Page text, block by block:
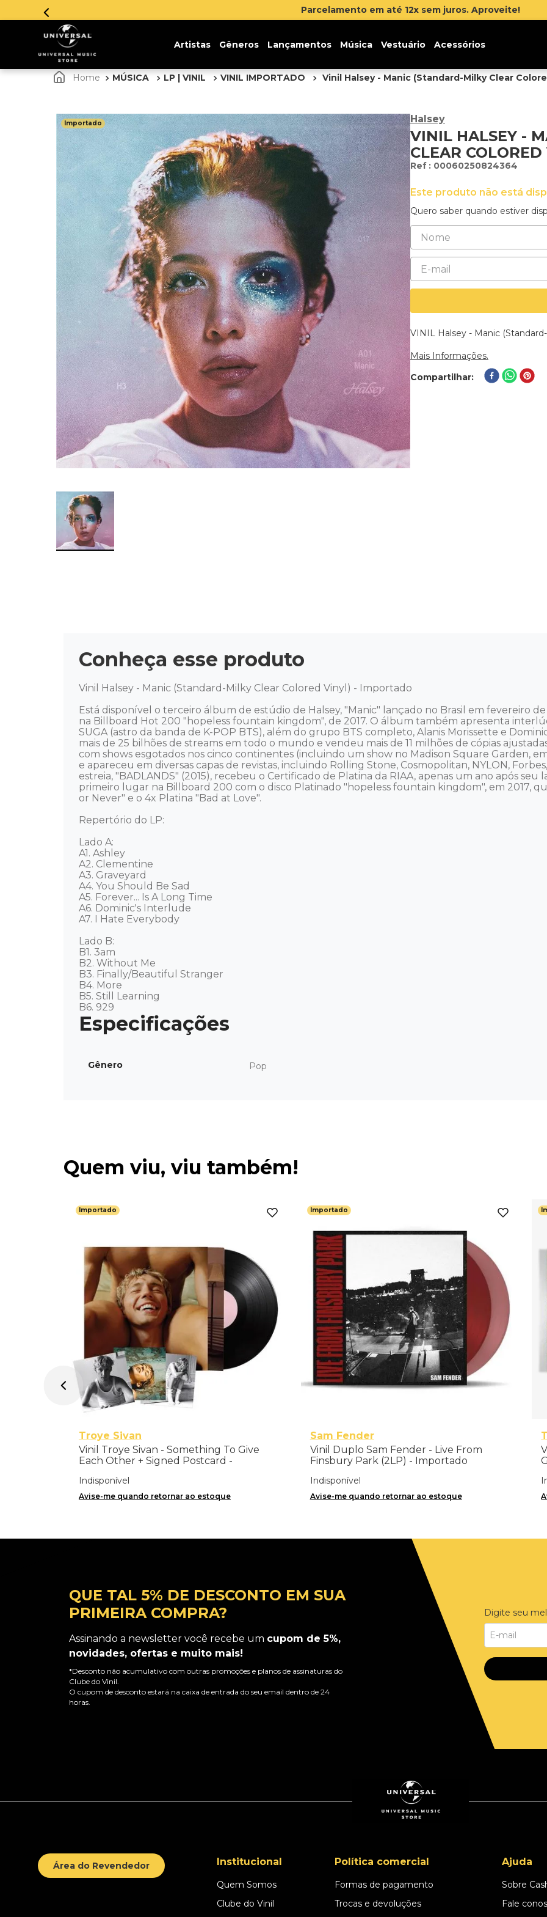
juros. Aproveite!
Artistas Gêneros Lançamentos Música Vestuário Acessórios
MÚSICA LP | VINIL VINIL IMPORTADO Vinil Halsey - Manic (Standard-Milky Clear
Importado Halsey
VINIL HALSEY -
CLEAR
: 00060250824364
Este produto não está
Quero saber quando estiver
VINIL Halsey - Manic
Mais Informações.
Compartilhar
Conheça esse produto
Vinil Halsey - Manic (Standard-Milky Clear Colored Vinyl) - Importado
Está disponível o terceiro álbum de estúdio de Halsey, "Manic" lançado no Brasil em fevereiro
na Billboard Hot 200 "hopeless fountain kingdom", de 2017. O álbum também apresenta
SUGA (astro da banda de K-POP BTS), além do grupo BTS completo, Alanis Morissette e
mais de 25 bilhões de streams em todo o mundo e vendeu mais de 11 milhões de cópias
com shows esgotados nos cinco continentes (incluindo um show no Madison Square Garden,
e apareceu em diversas capas de revistas, incluindo Rolling Stone, Cosmopolitan, NYLON,
estreia, "BADLANDS" (2015), recebeu o Certificado de Platina da RIAA, apenas um ano após
primeiro lugar na Billboard 200 com o disco Platinado "hopeless fountain kingdom", em 2017,
or Never" e o 4x Platina "Bad at Love".
Repertório do LP:
Lado A:
A1. Ashley
A2. Clementine
A3. Graveyard
A4. You Should Be Sad
A5. Forever... Is A Long Time
A6. Dominic's Interlude
A7. I Hate Everybody
Lado B:
B1. 3am
B2. Without Me
B3. Finally/Beautiful Stranger
B4. More
B5. Still Learning
B6. 929
Gênero Pop
Quem viu, viu também!
Importado
Troye Sivan
Vinil Troye Sivan - Something To Give
Each Other + Signed Postcard -
Indisponível
Avise-me quando retornar ao estoque
Importado
Sam Fender
Vinil Duplo Sam Fender - Live From
Finsbury Park (2LP) - Importado
Indisponível
Avise-me quando retornar ao estoque
QUE TAL 5% DE DESCONTO EM SUA
PRIMEIRA COMPRA?
Assinando a newsletter você recebe um cupom de 5%,
novidades, ofertas e muito mais!
*Desconto não acumulativo com outras promoções e planos de assinaturas do
Clube do Vinil.
O cupom de desconto estará na caixa de entrada do seu email dentro de 24
horas.
Digite seu
Área do Revendedor Institucional
Quem Somos
Clube do Vinil
Política comercial
Formas de pagamento
Trocas e devoluções
Ajuda
Sobre
Fale